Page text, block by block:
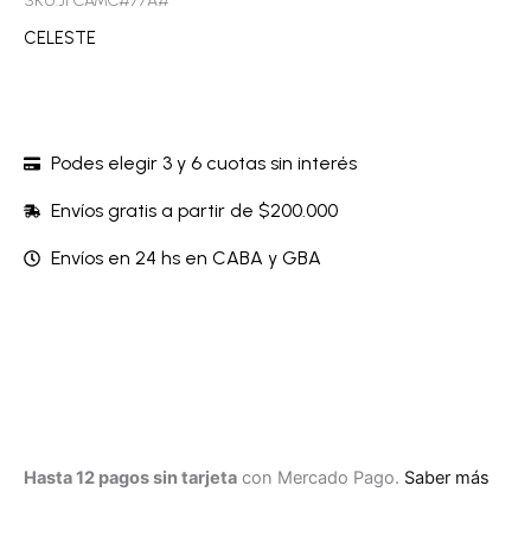
CELESTE
Podes elegir 3 y 6 cuotas sin interés
Envíos gratis a partir de $200.000
Envíos en 24 hs en CABA y GBA
Hasta 12 pagos sin tarjeta con Mercado Pago. Saber más